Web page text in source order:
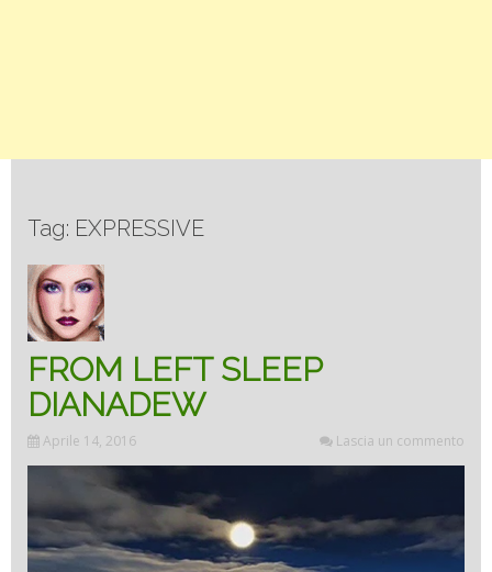
Tag: EXPRESSIVE
FROM LEFT SLEEP
DIANADEW
Aprile 14, 2016 Lascia un commento